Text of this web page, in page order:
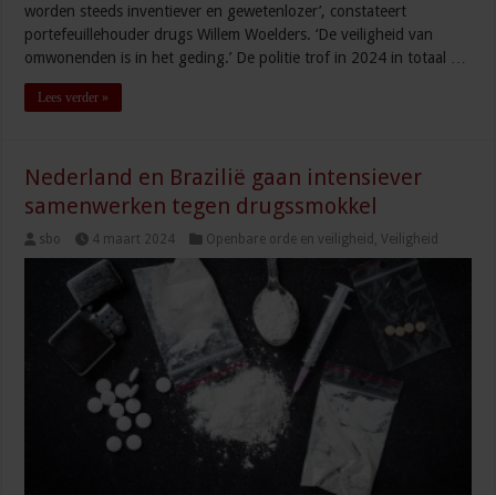
worden steeds inventiever en gewetenlozer’, constateert
portefeuillehouder drugs Willem Woelders. ‘De veiligheid van
omwonenden is in het geding.’ De politie trof in 2024 in totaal …
Lees verder »
Nederland en Brazilië gaan intensiever
samenwerken tegen drugssmokkel
sbo 4 maart 2024 Openbare orde en veiligheid ,Veiligheid